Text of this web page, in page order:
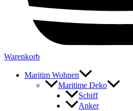
Warenkorb
Maritim Wohnen
Maritime Deko
Schiff
Anker